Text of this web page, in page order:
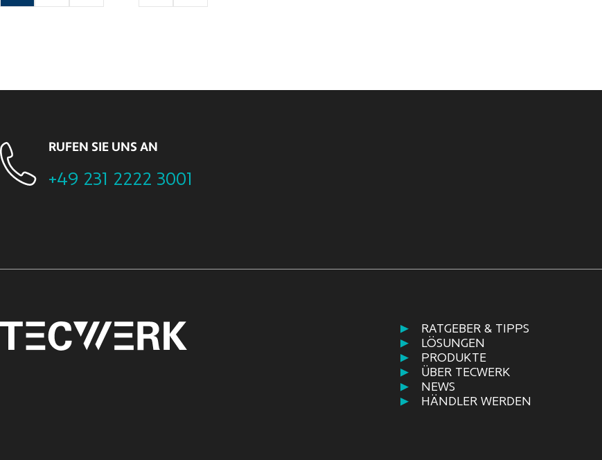
RUFEN SIE UNS AN
+49 231 2222 3001
RATGEBER & TIPPS
LÖSUNGEN
PRODUKTE
ÜBER TECWERK
NEWS
HÄNDLER WERDEN